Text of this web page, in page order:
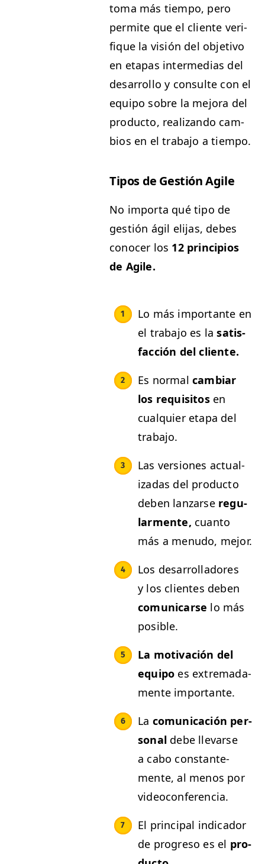
toma más tiem­po, pero
per­mite que el cliente ver­i­
fique la visión del obje­ti­vo
en eta­pas inter­me­dias del
desar­rol­lo y con­sulte con el
equipo sobre la mejo­ra del
pro­duc­to, real­izan­do cam­
bios en el tra­ba­jo a tiempo.
Tipos de Gestión Agile
No impor­ta qué tipo de
gestión ágil eli­jas, debes
cono­cer los 12 prin­ci­p­ios
de Agile.
Lo más impor­tante en
el tra­ba­jo es lasat­is­
fac­ción del cliente.
Es nor­mal cam­biar
los req­ui­si­tosen
cualquier eta­pa del
trabajo.
Las ver­siones actu­al­
izadas del pro­duc­to
deben lan­zarse reg­u­
lar­mente, cuan­to
más a menudo, mejor.
Los desar­rol­ladores
y los clientes deben
comu­ni­carse lo más
posible.
La moti­vación del
equipo es extremada­
mente importante.
La comu­ni­cación per­
son­al debe lle­varse
a cabo con­stan­te­
mente, al menos por
videoconferencia.
El prin­ci­pal indi­cador
de pro­gre­so es el pro­